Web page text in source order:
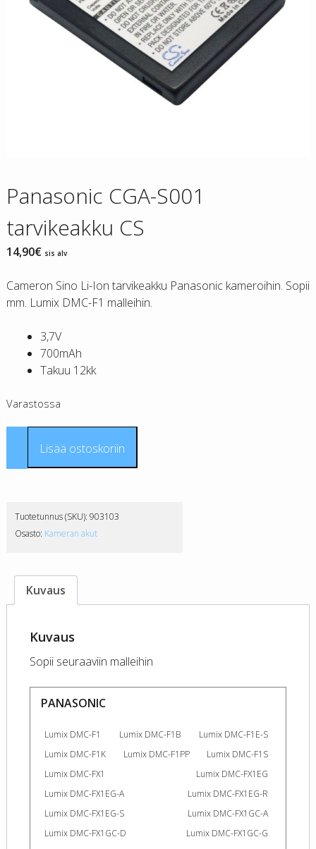
Panasonic CGA-S001
tarvikeakku CS
14,90€ sis alv
Cameron Sino Li-Ion tarvikeakku Panasonic kameroihin. Sopii
mm. Lumix DMC-F1 malleihin.
3,7V
700mAh
Takuu 12kk
Varastossa
Panasonic
CS
määrä
Lisää ostoskoriin
Tuotetunnus (SKU): 903103
Osasto: Kameran akut
Kuvaus
Kuvaus
Sopii seuraaviin malleihin
PANASONIC
Lumix DMC-F1 Lumix DMC-F1B
Lumix DMC-F1E-S
Lumix DMC-F1K
Lumix DMC-F1PP
Lumix DMC-F1S
Lumix DMC-FX1
Lumix DMC-FX1EG
Lumix DMC-FX1EG-A
Lumix DMC-FX1EG-R
Lumix DMC-FX1EG-S
Lumix DMC-FX1GC-A
Lumix DMC-FX1GC-D
Lumix DMC-FX1GC-G